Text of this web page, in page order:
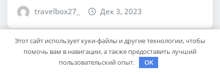
travelbox27_ Дек 3, 2023
Этот сайт использует куки-файлы и другие технологии, чтобы
помочь вам в навигации, а также предоставить лучший
пользовательский опыт.
OK